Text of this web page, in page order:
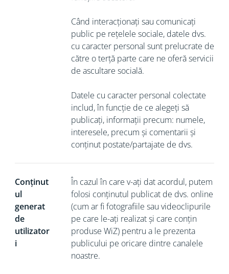
Când interacționați sau comunicați
public pe rețelele sociale, datele dvs.
cu caracter personal sunt prelucrate de
către o terță parte care ne oferă servicii
de ascultare socială.
Datele cu caracter personal colectate
includ, în funcție de ce alegeți să
publicați, informații precum: numele,
interesele, precum și comentarii și
conținut postate/partajate de dvs.
Conținut
ul
generat
de
utilizator
i
În cazul în care v-ați dat acordul, putem
folosi conținutul publicat de dvs. online
(cum ar fi fotografiile sau videoclipurile
pe care le-ați realizat și care conțin
produse WiZ) pentru a le prezenta
publicului pe oricare dintre canalele
noastre.